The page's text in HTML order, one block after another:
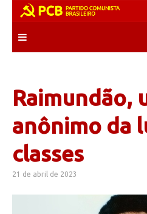
content
Raimundão,
anônimo da
classes
21 de abril de 2023